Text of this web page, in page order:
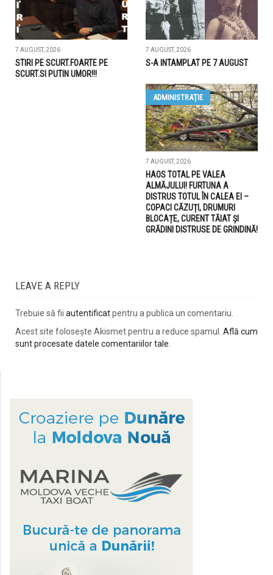
7 AUGUST, 2026
STIRI PE SCURT.FOARTE PE
SCURT.SI PUTIN UMOR!!!
7 AUGUST, 2026
S-A INTAMPLAT PE 7 AUGUST
ADMINISTRAŢIE
7 AUGUST, 2026
HAOS TOTAL PE VALEA
ALMĂJULUI! FURTUNA A
DISTRUS TOTUL ÎN CALEA EI –
COPACI CĂZUȚI, DRUMURI
BLOCAȚE, CURENT TĂIAT ȘI
GRĂDINI DISTRUSE DE GRINDINĂ!
LEAVE A REPLY
Trebuie să fii autentificatpentru a publica un comentariu.
Acest site folosește Akismet pentru a reduce spamul. Află cum
sunt procesate datele comentariilor tale.